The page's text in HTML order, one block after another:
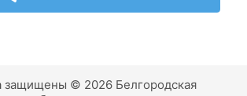
защищены © 2026 Белгородская